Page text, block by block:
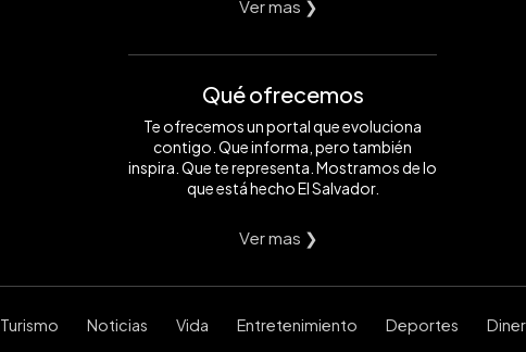
Ver mas ❯
Qué ofrecemos
Te ofrecemos un portal que evoluciona
contigo. Que informa, pero también
inspira. Que te representa. Mostramos de lo
que está hecho El Salvador.
Ver mas ❯
Turismo Noticias Vida Entretenimiento Deportes